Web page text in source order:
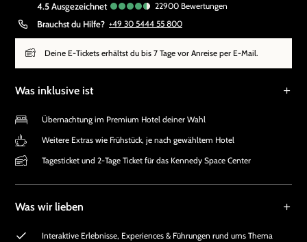
4.5 ausgezeichnet 22900 Bewertungen
Brauchst du Hilfe? +49 30 5444 55 800
Deine E-Tickets erhältst du bis 7 Tage vor Anreise per E-Mail.
Was inklusive ist
Übernachtung im Premium Hotel deiner Wahl
Weitere Extras wie Frühstück, je nach gewähltem Hotel
Tagesticket und 2-Tage Ticket für das Kennedy Space Center
Was wir lieben
Interaktive Erlebnisse, Experiences & Führungen rund ums Thema